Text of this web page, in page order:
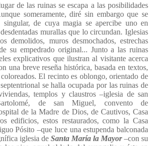
de las ruinas se escapa a las posibilidades
someramente, diré sin embargo que se
singular, de cuya magia se apercibe uno en
murallas que lo circundan. Iglesias
demolidos, muros desmochados, estrechas
su empedrado original... Junto a las ruinas
explicativos que ilustran al visitante acerca
una breve reseña histórica, basada en textos,
El recinto es oblongo, orientado de
se halla ocupada por las ruinas de
templos y claustros –iglesia de san
de san Miguel, convento de
de la Madre de Dios, de Cautivos, Casa
edificios, estos restaurados, como la Casa
Pósito –que luce una estupenda balconada
iglesia de Santa María la Mayor–con su